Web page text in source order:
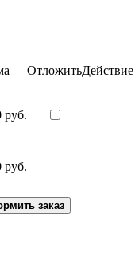
ОтложитьДействие
руб.
руб.